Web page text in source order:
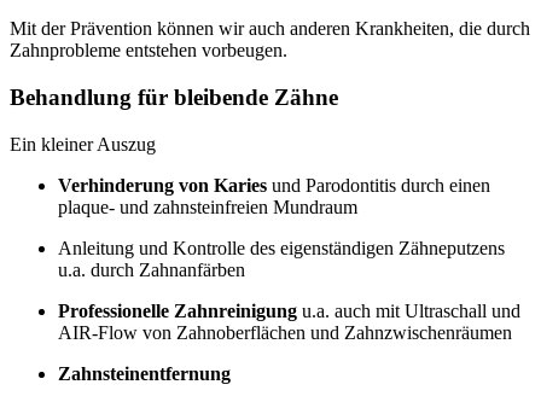
Mit der Prävention können wir auch anderen Krankheiten, die durch
Zahnprobleme entstehen vorbeugen.
Behandlung für bleibende Zähne
Ein kleiner Auszug
Verhinderung von Karies und Parodontitis durch einen
plaque- und zahnsteinfreien Mundraum
Anleitung und Kontrolle des eigenständigen Zähneputzens
u.a. durch Zahnanfärben
Professionelle Zahnreinigung u.a. auch mit Ultraschall und
AIR-Flow von Zahnoberflächen und Zahnzwischenräumen
Zahnsteinentfernung